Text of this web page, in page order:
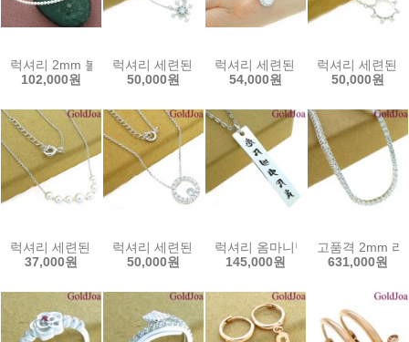
럭셔리 2mm 볼 신상 실버팔찌 (52302b) 선물용 골드조아 할인쿠폰
102,000원
럭셔리 세련된 일체형 큐빅 실버목걸이 (41752c)
50,000원
럭셔리 세련된 진주 일체형 큐빅
54,000원
럭셔리 세련된
50,000원
럭셔리 세련된 진주 일체형 실버목걸이 (41329c) 여성목걸이 골드조
37,000원
럭셔리 세련된 큐빅 일체형 실버목걸이 (40870c)
50,000원
럭셔리 옴마니반메훔 공용 실버
145,000원
고품격 2mm
631,000원